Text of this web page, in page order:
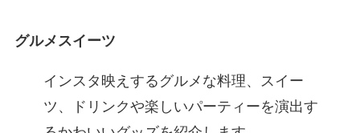
グルメスイーツ
インスタ映えするグルメな料理、スイー
ツ、ドリンクや楽しいパーティーを演出す